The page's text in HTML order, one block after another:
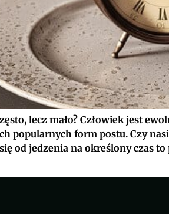
lecz mało? Człowiek jest
popularnych form postu. Czy
od jedzenia na określony czas